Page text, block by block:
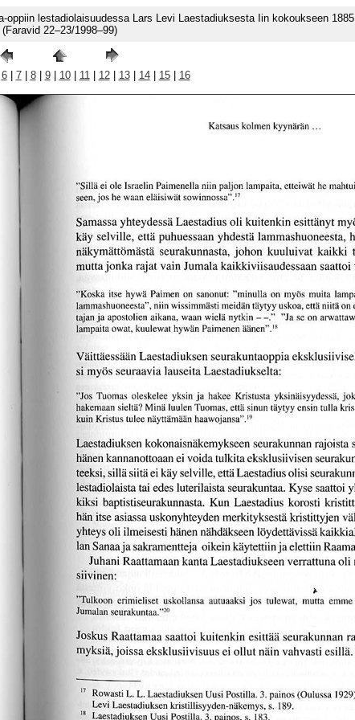
oppiin lestadiolaisuudessa Lars Levi Laestadiuksesta Iin kokoukseen 1885
(Faravid 22–23/1998–99)
6| 7| 8| 9| 10| 11| 12| 13| 14| 15| 16